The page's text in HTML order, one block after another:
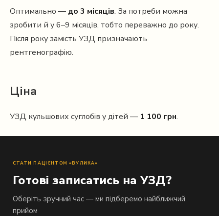
Оптимально — до 3 місяців. За потреби можна
зробити й у 6–9 місяців, тобто переважно до року.
Після року замість УЗД призначають
рентгенографію.
Ціна
УЗД кульшових суглобів у дітей — 1 100 грн.
СТАТИ ПАЦІЄНТОМ «ВУЛИКА»
Готові записатись на УЗД?
Оберіть зручний час — ми підберемо найближчий
прийом